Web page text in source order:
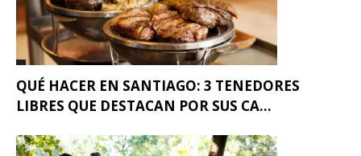
QUÉ HACER EN SANTIAGO: 3 TENEDORES
LIBRES QUE DESTACAN POR SUS CA...